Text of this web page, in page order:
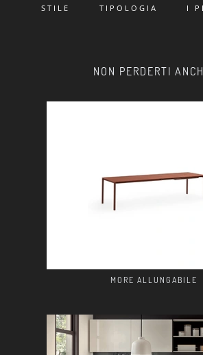
STILE TIPOLOGIA I
NON PERDERTI
MORE ALLUNGABILE